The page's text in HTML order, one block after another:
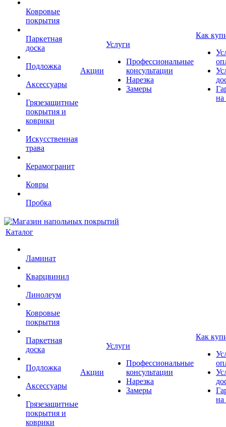
Ковровые
покрытия
Паркетная
доска
Подложка
Аксессуары
Грязезащитные
покрытия и
коврики
Искусственная
трава
Керамогранит
Ковры
Пробка
Акции
Услуги
Профессиональные
консультации
Нарезка
Замеры
Как
на
Каталог
Ламинат
Кварцвинил
Линолеум
Ковровые
покрытия
Паркетная
доска
Подложка
Аксессуары
Грязезащитные
покрытия и
коврики
Акции
Услуги
Профессиональные
консультации
Нарезка
Замеры
Как
на